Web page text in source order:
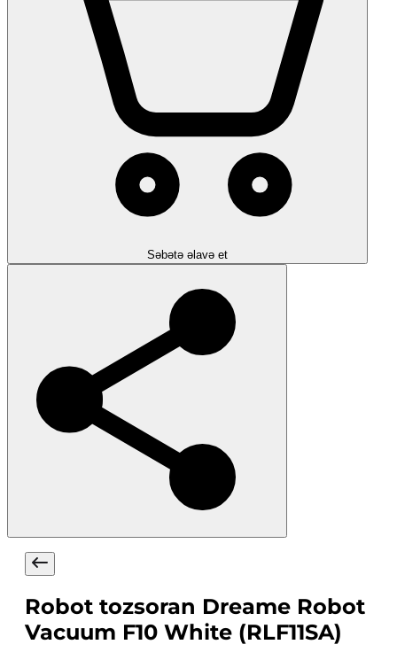
Səbətə əlavə et
Robot tozsoran Dreame Robot
Vacuum F10 White (RLF11SA)